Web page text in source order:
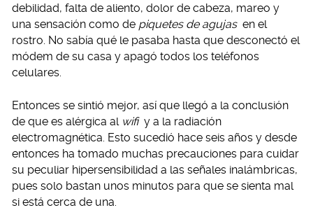
debilidad, falta de aliento, dolor de cabeza, mareo y
una sensación como de piquetes de agujas en el
rostro. No sabía qué le pasaba hasta que desconectó el
módem de su casa y apagó todos los teléfonos
celulares.
Entonces se sintió mejor, así que llegó a la conclusión
de que es alérgica al wifi y a la radiación
electromagnética. Esto sucedió hace seis años y desde
entonces ha tomado muchas precauciones para cuidar
su peculiar hipersensibilidad a las señales inalámbricas,
pues solo bastan unos minutos para que se sienta mal
si está cerca de una.